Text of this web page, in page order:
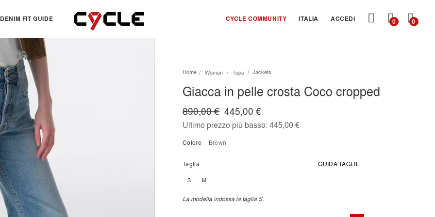
DENIM FIT GUIDE CYCLE COMMUNITY ITALIA ACCEDI 0 0
TOPS
Essentials
View all
Jackets & Sweatshirts
Knitwear
Shirts
T-shirts
OTHERS
View all
Dresses
Skirts
Bermuda & shorts
Home Woman Tops Jackets
Giacca in pelle crosta Coco cropped
445,00 €
890,00 €
Ultimo prezzo più basso:445,00 €
Colore brown
Taglia GUIDA TAGLIE
S M
La modella indossa la taglia S.